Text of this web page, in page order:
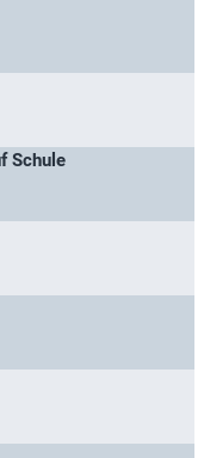
Schule